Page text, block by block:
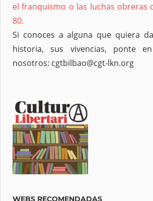
el franquismo o las luchas obreras
80.
Si conoces a alguna que quiera
historia, sus vivencias, ponte
nosotros: cgtbilbao@cgt-lkn.org
WEBS RECOMENDADAS